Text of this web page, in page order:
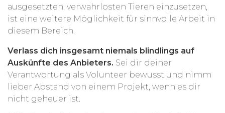
ausgesetzten, verwahrlosten Tieren einzusetzen,
ist eine weitere Möglichkeit für sinnvolle Arbeit in
diesem Bereich.
Verlass dich insgesamt niemals blindlings auf
Auskünfte des Anbieters. Sei dir deiner
Verantwortung als Volunteer bewusst und nimm
lieber Abstand von einem Projekt, wenn es dir
nicht geheuer ist.